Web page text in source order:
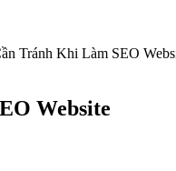
Tránh Khi Làm SEO
Website